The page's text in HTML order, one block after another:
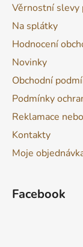
Věrnostní slevy
Na splátky
Hodnocení
Novinky
Obchodní
Podmínky
Reklamace
Kontakty
Moje
Facebook